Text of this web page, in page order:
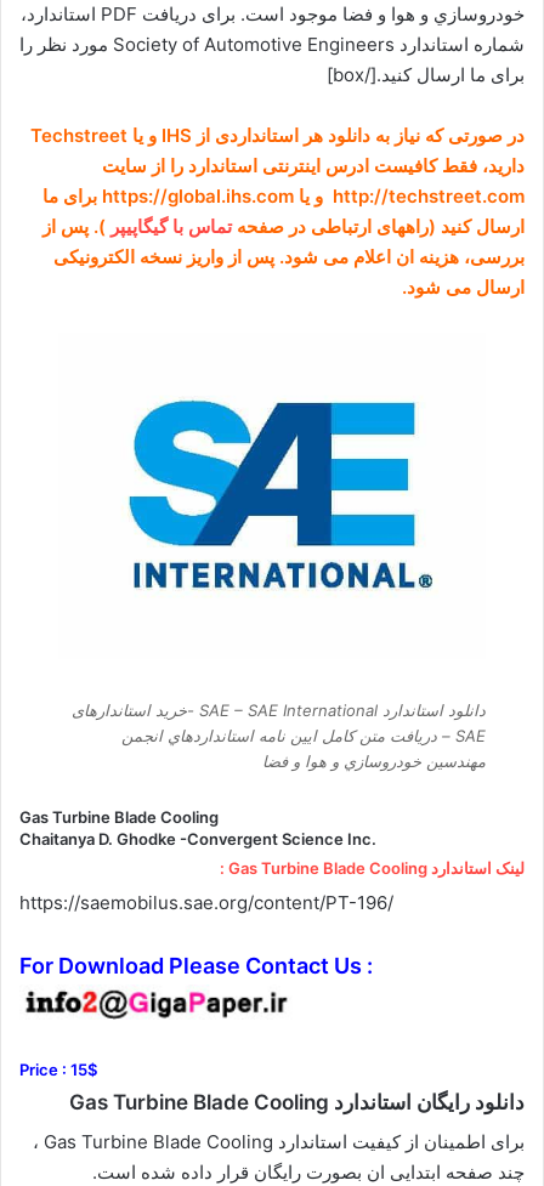
خودروسازي و هوا و فضا
موجود است. برای دریافت PDF استاندارد،
شماره استاندارد Society of Automotive Engineers مورد نظر را
برای ما ارسال کنید.[/box]
در صورتی که نیاز به دانلود هر استانداردی از IHS و یا Techstreet
دارید، فقط کافیست ادرس اینترنتی استاندارد را از سایت
http://techstreet.com و یا https://global.ihs.com برای ما
ارسال کنید (راههای ارتباطی در صفحهتماس با گیگاپیپر ). پس از
بررسی، هزینه ان اعلام می شود. پس از واریز نسخه الکترونیکی
ارسال می شود.
دانلود استاندارد SAE – SAE International -خرید استاندارهای
SAE – دریافت متن کامل ایین نامه استانداردهاي انجمن
مهندسين خودروسازي و هوا و فضا
Gas Turbine Blade Cooling
Chaitanya D. Ghodke -Convergent Science Inc.
لینک استاندارد Gas Turbine Blade Cooling :
https://saemobilus.sae.org/content/PT-196/
For Download Please Contact Us :
Price : 15$
دانلود رایگان استاندارد Gas Turbine Blade Cooling
برای اطمینان از کیفیت استاندارد Gas Turbine Blade Cooling ،
چند صفحه ابتدایی ان بصورت رایگان قرار داده شده است.